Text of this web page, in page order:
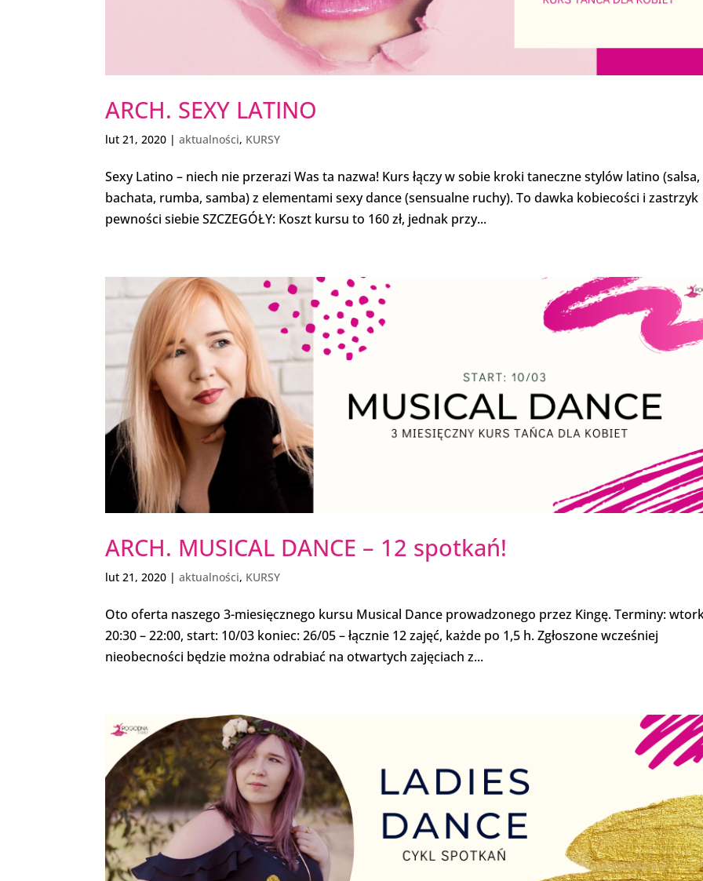
ARCH. SEXY LATINO
lut 21, 2020 |aktualności, KURSY
Sexy Latino – niech nie przerazi Was ta nazwa! Kurs łączy w sobie kroki taneczne stylów latino (salsa,
bachata, rumba, samba) z elementami sexy dance (sensualne ruchy). To dawka kobiecości i zastrzyk
pewności siebie SZCZEGÓŁY: Koszt kursu to 160 zł, jednak przy...
ARCH. MUSICAL DANCE – 12 spotkań!
lut 21, 2020 |aktualności, KURSY
Oto oferta naszego 3-miesięcznego kursu Musical Dance prowadzonego przez Kingę. Terminy:
20:30 – 22:00, start: 10/03 koniec: 26/05 – łącznie 12 zajęć, każde po 1,5 h. Zgłoszone wcześniej
nieobecności będzie można odrabiać na otwartych zajęciach z...